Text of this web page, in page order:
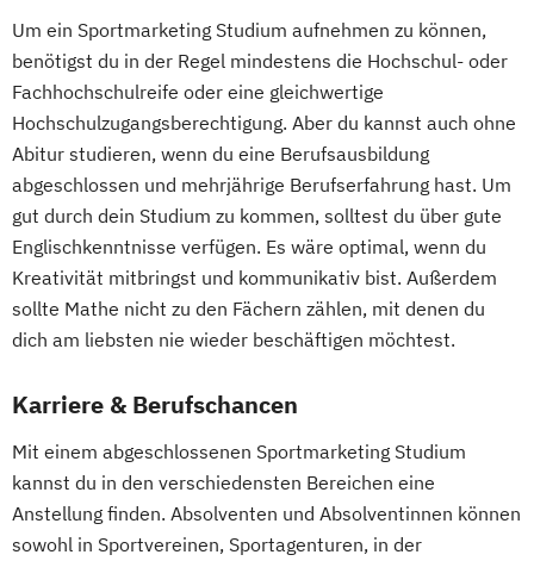
Um ein Sportmarketing Studium aufnehmen zu können,
benötigst du in der Regel mindestens die Hochschul- oder
Fachhochschulreife oder eine gleichwertige
Hochschulzugangsberechtigung. Aber du kannst auch ohne
Abitur studieren, wenn du eine Berufsausbildung
abgeschlossen und mehrjährige Berufserfahrung hast. Um
gut durch dein Studium zu kommen, solltest du über gute
Englischkenntnisse verfügen. Es wäre optimal, wenn du
Kreativität mitbringst und kommunikativ bist. Außerdem
sollte Mathe nicht zu den Fächern zählen, mit denen du
dich am liebsten nie wieder beschäftigen möchtest.
Karriere & Berufschancen
Mit einem abgeschlossenen Sportmarketing Studium
kannst du in den verschiedensten Bereichen eine
Anstellung finden. Absolventen und Absolventinnen können
sowohl in Sportvereinen, Sportagenturen, in der